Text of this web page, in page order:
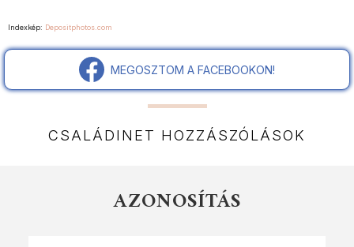
Indexkép: Depositphotos.com
MEGOSZTOM A FACEBOOKON!
CSALÁDINET HOZZÁSZÓLÁSOK
AZONOSÍTÁS